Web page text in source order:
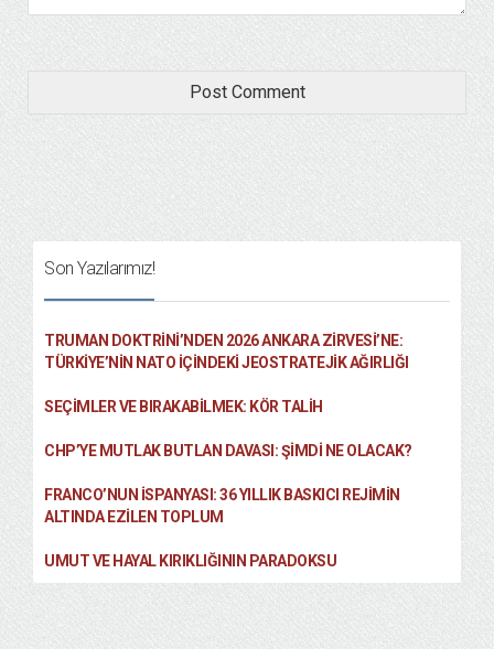
Son Yazılarımız!
TRUMAN DOKTRINI’NDEN 2026 ANKARA ZIRVESI’NE:
TÜRKIYE’NIN NATO İÇINDEKI JEOSTRATEJIK AĞIRLIĞI
SEÇIMLER VE BIRAKABILMEK: KÖR TALIH
CHP’YE MUTLAK BUTLAN DAVASI: ŞİMDİ NE OLACAK?
FRANCO’NUN İSPANYASI: 36 YILLIK BASKICI REJIMIN
ALTINDA EZILEN TOPLUM
UMUT VE HAYAL KIRIKLIĞININ PARADOKSU